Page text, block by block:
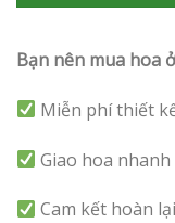
Bạn nên mua hoa
Miễn phí thiết
Giao hoa
Cam kết hoàn